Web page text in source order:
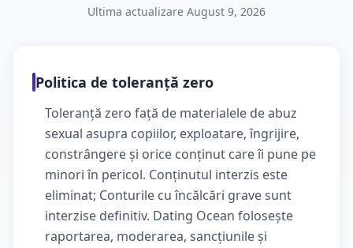
Ultima actualizare August 9, 2026
Politica de toleranță zero
Toleranță zero față de materialele de abuz
sexual asupra copiilor, exploatare, îngrijire,
constrângere și orice conținut care îi pune pe
minori în pericol. Conținutul interzis este
eliminat; Conturile cu încălcări grave sunt
interzise definitiv. Dating Ocean folosește
raportarea, moderarea, sancțiunile și